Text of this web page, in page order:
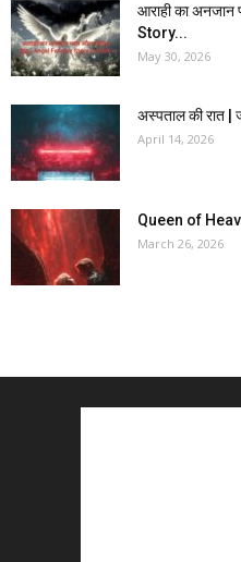
आराही का
Story...
May 30, 2026
अस्पताल की रात |
April 14, 2026
Queen of
March 26, 2026